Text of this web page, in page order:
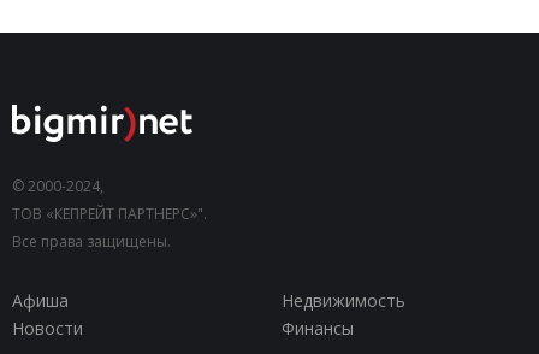
© 2000-2024,
ТОВ «КЕПРЕЙТ ПАРТНЕРС»".
Все права защищены.
Афиша
Недвижимость
Новости
Финансы